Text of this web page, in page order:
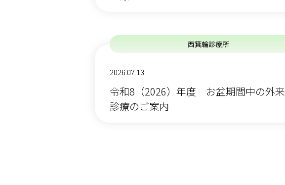
西箕輪診療所
2026.07.13
令和8（2026）年度 お盆期間中の外来
診療のご案内